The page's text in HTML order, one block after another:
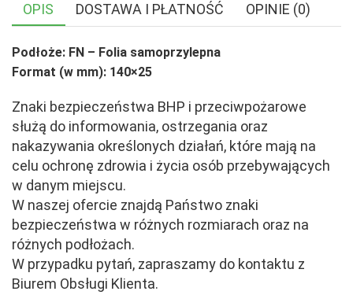
OPIS DOSTAWA I PŁATNOŚĆ OPINIE (0)
Podłoże: FN – Folia samoprzylepna
Format (w mm): 140×25
Znaki bezpieczeństwa BHP i przeciwpożarowe
służą do informowania, ostrzegania oraz
nakazywania określonych działań, które mają na
celu ochronę zdrowia i życia osób przebywających
w danym miejscu.
W naszej ofercie znajdą Państwo znaki
bezpieczeństwa w różnych rozmiarach oraz na
różnych podłożach.
W przypadku pytań, zapraszamy do kontaktu z
Biurem Obsługi Klienta.